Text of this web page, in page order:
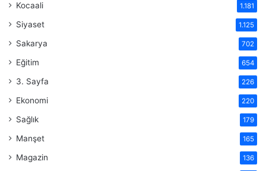
Kocaali 1.181
Siyaset 1.125
Sakarya 702
Eğitim 654
3. Sayfa 226
Ekonomi 220
Sağlık 179
Manşet 165
Magazin 136